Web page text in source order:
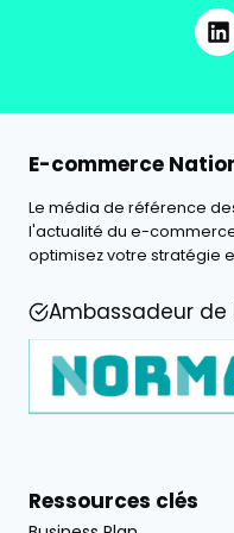
E-commerce
Le média de référence
l'actualité du e-
optimisez votre stratégie
Ambassadeur
Ressources clés